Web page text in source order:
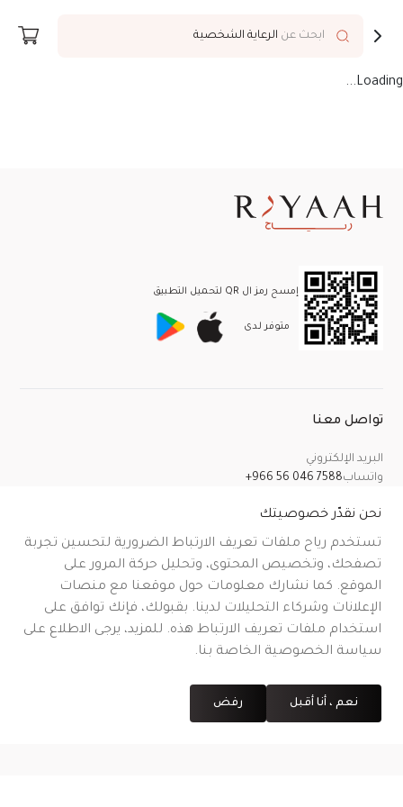
ابحث عن الرعاية الشخصية
Loading...
إمسح رمز ال QR لتحميل التطبيق
متوفر لـدى
تواصل معنا
البريد الإلكتروني
واتساب+966 56 046 7588
سياسة الإرجاع والاسترداد والإلغاء
CR No.| VAT No.
رقم شهادة التوثيق على منصة معروف
نحن نقدّر خصوصيتك
تستخدم رياح ملفات تعريف الارتباط الضرورية لتحسين تجربة
تصفحك، وتخصيص المحتوى، وتحليل حركة المرور على
الموقع. كما نشارك معلومات حول موقعنا مع منصات
الإعلانات وشركاء التحليلات لدينا. بقبولك، فإنك توافق على
استخدام ملفات تعريف الارتباط هذه. للمزيد، يرجى الاطلاع على
سياسة الخصوصية الخاصة بنا.
نعم ، أنا أقبل رفض